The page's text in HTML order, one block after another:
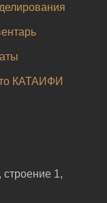
КАТАИФИ
строение 1,